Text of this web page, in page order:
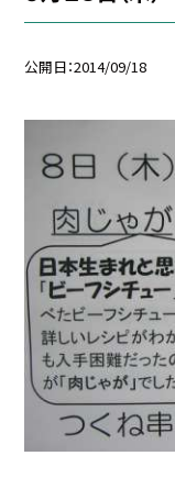
公開日 2014/09/18